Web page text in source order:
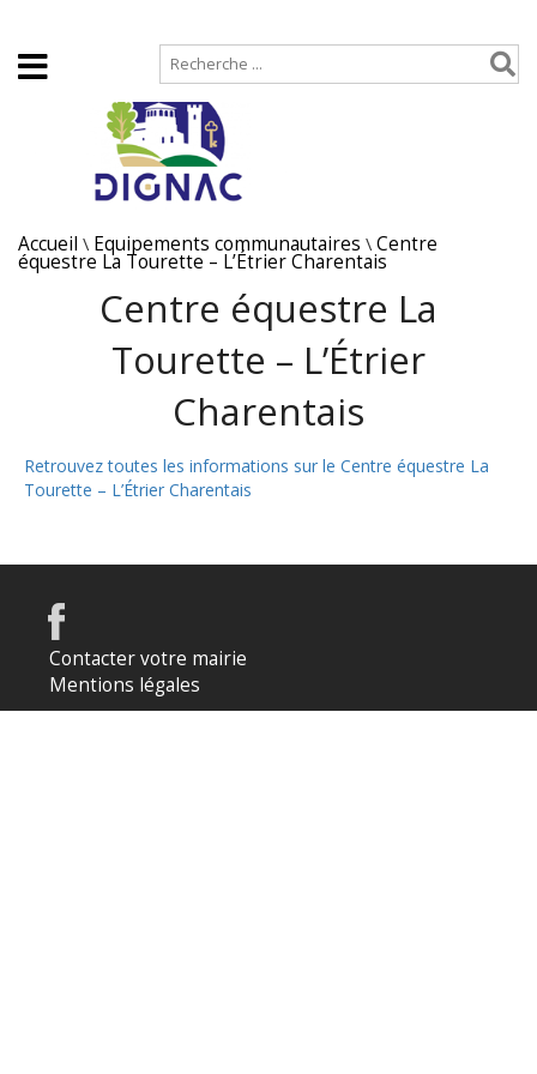
Accueil \ Equipements communautaires \ Centre
équestre La Tourette – L’Étrier Charentais
Centre équestre La
Tourette – L’Étrier
Charentais
Retrouvez toutes les informations sur le Centre équestre La
Tourette – L’Étrier Charentais
Contacter votre mairie
Mentions légales